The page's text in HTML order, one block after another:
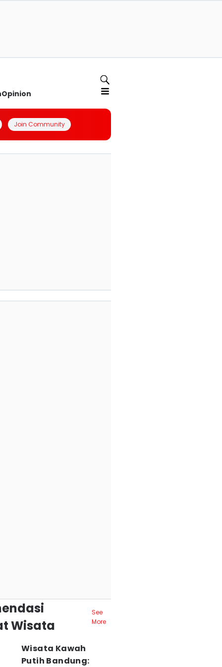
Opinion
Join Community
Wisata
See
More
Wisata Kawah
Putih Bandung: